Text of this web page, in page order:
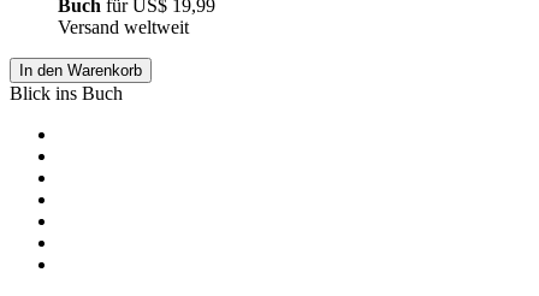
Buch fürUS$ 19,99
Versand weltweit
In den Warenkorb
Blick ins Buch